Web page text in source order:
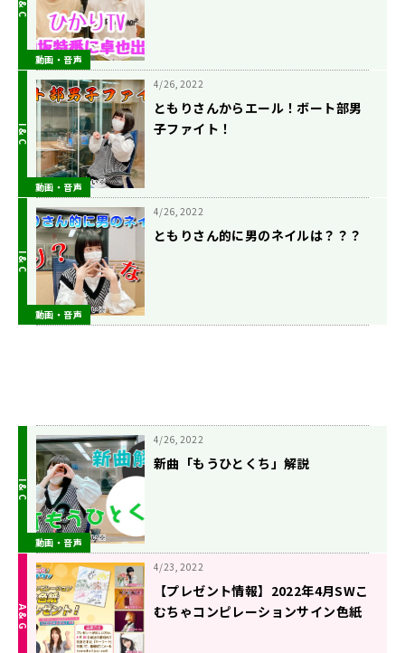
動画・音声
動画・音声
4/26, 2022
ともりさんからエール！ボート部男
子ファイト！
動画・音声
4/26, 2022
ともりさん的に男のネイルは？？？
動画・音声
4/26, 2022
新曲「もうひとくち」解説
4/23, 2022
【プレゼント情報】2022年4月SWこ
むちゃコンピレーションサイン色紙